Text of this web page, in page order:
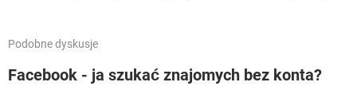
Podobne dyskusje
Facebook - ja szukać znajomych bez konta?